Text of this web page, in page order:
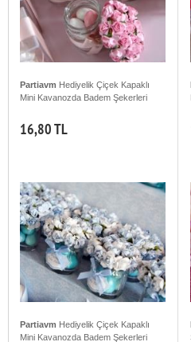
Partiavm Hediyelik Çiçek Kapaklı
Mini Kavanozda Badem Şekerleri
16,80 TL
Partiavm Hediyelik Çiçek Kapaklı
Mini Kavanozda Badem Şekerleri